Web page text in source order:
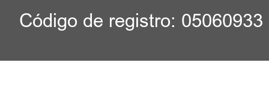
Código de registro: 05060933